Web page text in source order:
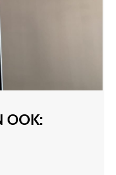
OOK: